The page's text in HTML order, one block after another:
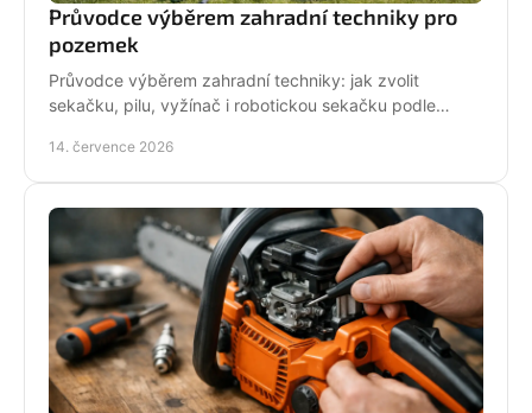
Průvodce výběrem zahradní techniky pro
pozemek
Průvodce výběrem zahradní techniky: jak zvolit
sekačku, pilu, vyžínač i robotickou sekačku podle
podpory.
14. července 2026